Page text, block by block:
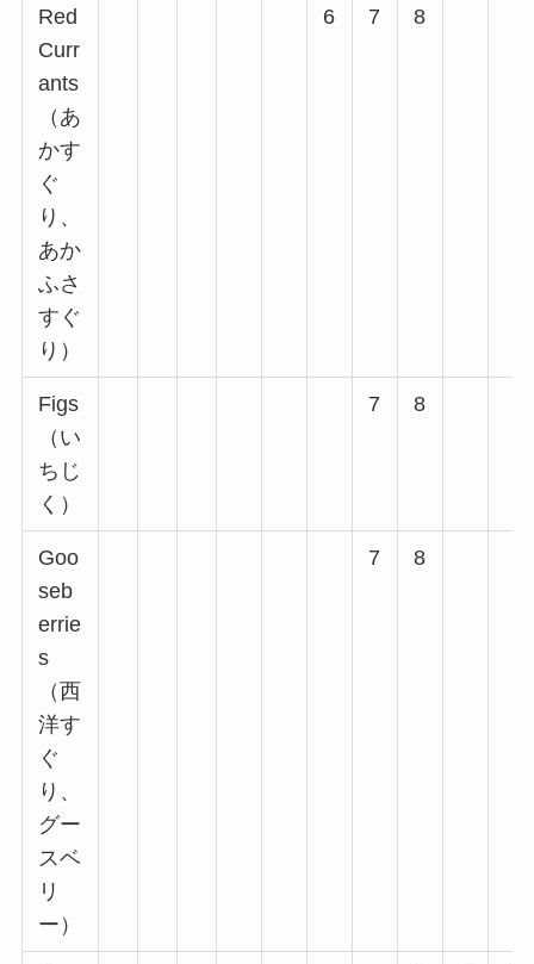
Red
Curr
ants
（あ
かす
ぐ
り、
あか
ふさ
すぐ
り）
6 7 8
Figs
（い
ちじ
く）
7 8
Goo
seb
errie
s
（西
洋す
ぐ
り、
グー
スベ
リ
ー）
7 8